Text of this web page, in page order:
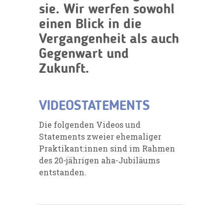
sie. Wir werfen sowohl
einen Blick in die
Vergangenheit als auch
Gegenwart und
Zukunft.
VIDEOSTATEMENTS
Die folgenden Videos und
Statements zweier ehemaliger
Praktikant:innen sind im Rahmen
des 20-jährigen aha-Jubiläums
entstanden.